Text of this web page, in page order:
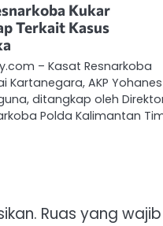
Kukar
Terkait Kasus
– Kasat Resnarkoba
Kartanegara, AKP Yohanes
ditangkap oleh
Polda Kalimantan
Ruas yang